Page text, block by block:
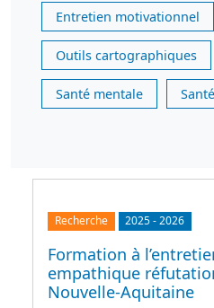
Entretien motivationnel
Outils cartographiques
Santé mentale
Recherche 2025-2026
Formation à
empathique
Nouvelle-Aquitaine